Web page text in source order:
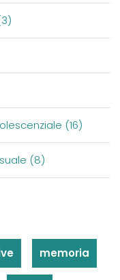
(16)
(8)
memoria